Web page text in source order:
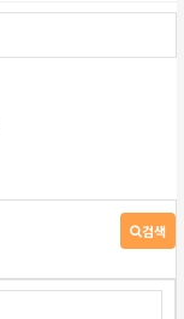
검색
게
판
검